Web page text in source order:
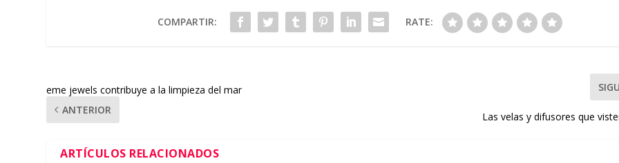
COMPARTIR: RATE:
eme jewels contribuye a la limpieza del mar
ANTERIOR
Las velas y difusores que
ARTÍCULOS RELACIONADOS